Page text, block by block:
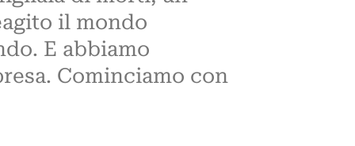
il mondo
E abbiamo
Cominciamo con